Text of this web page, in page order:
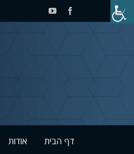
לתוכן
Facebook
YouTube
דף הבית אודות